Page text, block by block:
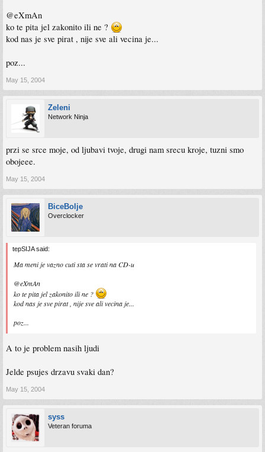
@eXmAn
ko te pita jel zakonito ili ne ?
kod nas je sve pirat , nije sve ali vecina je...
poz...
May 15, 2004
Zeleni
Network Ninja
przi se srce moje, od ljubavi tvoje, drugi nam srecu kroje, tuzni smo
obojeee.
May 15, 2004
BiceBolje
Overclocker
tepSIJA said:
Ma meni je vazno cuti sta se vrati na CD-u
@eXmAn
ko te pita jel zakonito ili ne ?
kod nas je sve pirat , nije sve ali vecina je...
poz...
A to je problem nasih ljudi
Jelde psujes drzavu svaki dan?
May 15, 2004
syss
Veteran foruma